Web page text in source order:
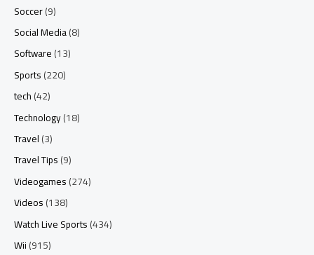
Soccer(9)
Social Media(8)
Software(13)
Sports(220)
tech(42)
Technology(18)
Travel(3)
Travel Tips(9)
Videogames(274)
Videos(138)
Watch Live Sports(434)
Wii(915)